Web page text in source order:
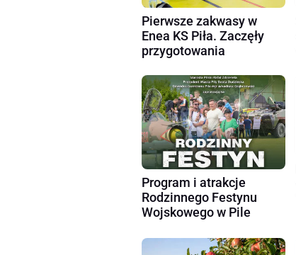
Pierwsze zakwasy w
Enea KS Piła. Zaczęły
przygotowania
Program i atrakcje
Rodzinnego Festynu
Wojskowego w Pile